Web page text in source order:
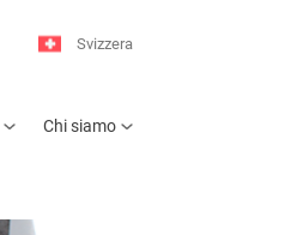
Svizzera
Chi siamo